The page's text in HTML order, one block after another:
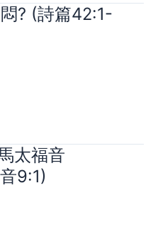
? (詩篇42:1-
太福音
9:1)